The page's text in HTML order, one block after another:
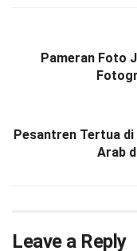
Pameran Foto
Pesantren Tertua di
Arab
Leave a Reply